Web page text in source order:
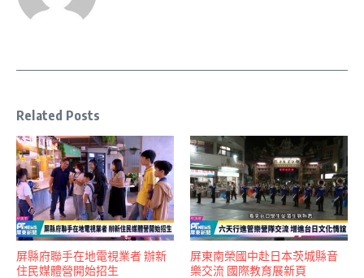
Related Posts
屏縣府聯手在地電視業者 辦新
住民媒體營開始招生
屏東南榮國中赴日本茨城縣音
樂交流 國際教育展新頁